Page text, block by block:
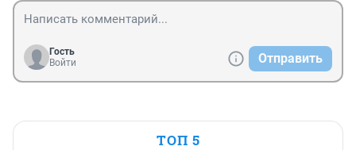
Гость
Войти
Отправить
ТОП 5